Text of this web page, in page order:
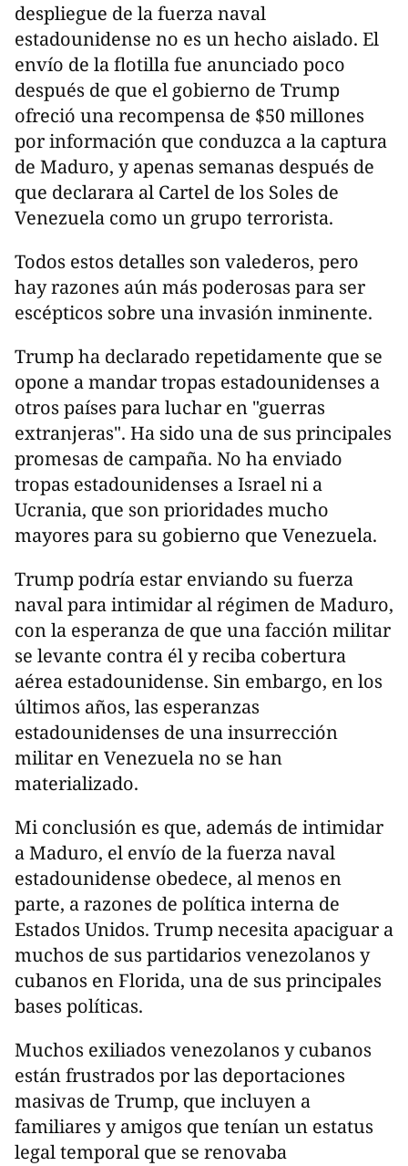
despliegue de la fuerza naval
estadounidense no es un hecho aislado. El
envío de la flotilla fue anunciado poco
después de que el gobierno de Trump
ofreció una recompensa de $50 millones
por información que conduzca a la captura
de Maduro, y apenas semanas después de
que declarara al Cartel de los Soles de
Venezuela como un grupo terrorista.
Todos estos detalles son valederos, pero
hay razones aún más poderosas para ser
escépticos sobre una invasión inminente.
Trump ha declarado repetidamente que se
opone a mandar tropas estadounidenses a
otros países para luchar en "guerras
extranjeras". Ha sido una de sus principales
promesas de campaña. No ha enviado
tropas estadounidenses a Israel ni a
Ucrania, que son prioridades mucho
mayores para su gobierno que Venezuela.
Trump podría estar enviando su fuerza
naval para intimidar al régimen de Maduro,
con la esperanza de que una facción militar
se levante contra él y reciba cobertura
aérea estadounidense. Sin embargo, en los
últimos años, las esperanzas
estadounidenses de una insurrección
militar en Venezuela no se han
materializado.
Mi conclusión es que, además de intimidar
a Maduro, el envío de la fuerza naval
estadounidense obedece, al menos en
parte, a razones de política interna de
Estados Unidos. Trump necesita apaciguar a
muchos de sus partidarios venezolanos y
cubanos en Florida, una de sus principales
bases políticas.
Muchos exiliados venezolanos y cubanos
están frustrados por las deportaciones
masivas de Trump, que incluyen a
familiares y amigos que tenían un estatus
legal temporal que se renovaba